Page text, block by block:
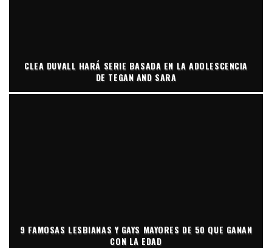
CLEA DUVALL HARÁ SERIE BASADA EN LA ADOLESCENCIA
DE TEGAN AND SARA
9 FAMOSAS LESBIANAS Y GAYS MAYORES DE 50 QUE GANAN
CON LA EDAD